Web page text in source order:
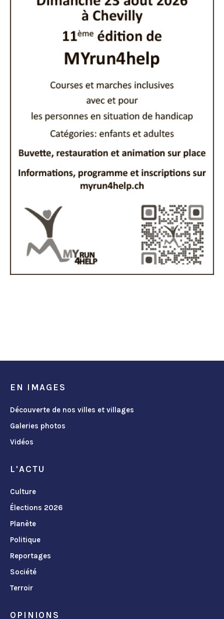
EN IMAGES
Découverte de nos villes et villages
Galeries photos
Vidéos
L'ACTU
Culture
Élections 2026
Planète
Politique
Reportages
Société
Terroir
OPINIONS